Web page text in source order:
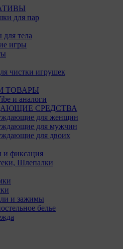
для пар
тела
игры
чистки игрушек
ТОВАРЫ
и аналоги
СРЕДСТВА
для женщин
для мужчин
для двоих
и фиксация
Шлепалки
и зажимы
белье
может направить сообщение
в части
на электронную почту
соответствии с
и не используем их для
персональных данных.
куки для исполнения
(уполномоченным